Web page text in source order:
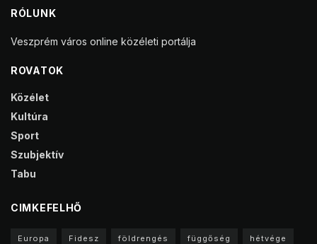
RÓLUNK
Veszprém város online közéleti portálja
ROVATOK
Közélet
Kultúra
Sport
Szubjektív
Tabu
CIMKEFELHŐ
Europa Fidesz földrengés függőség hétvége